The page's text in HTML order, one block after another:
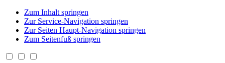
Zum Inhalt springen
Zur Service-Navigation springen
Zur Seiten Haupt-Navigation springen
Zum Seitenfuß springen